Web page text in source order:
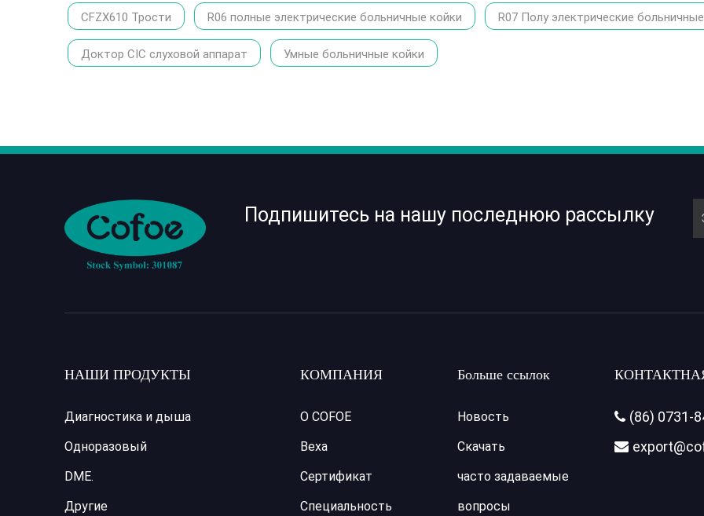
CFZX610 Трости R06 полные электрические больничные койки R07 Полу электрические
Доктор CIC слуховой аппарат Умные больничные койки
Подпишитесь на нашу последнюю рассылку
НАШИ ПРОДУКТЫ
Диагностика и дыша
Одноразовый
DME.
Другие
КОМПАНИЯ
О COFOE
Веха
Сертификат
Специальность
Больше ссылок
Новость
Скачать
часто задаваемые
вопросы
 (86) 0731-
